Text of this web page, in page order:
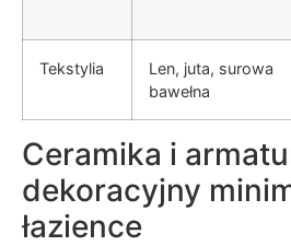
Tekstylia
Len, juta, surowa
bawełna
Ceramika i
dekoracyjny
łazience